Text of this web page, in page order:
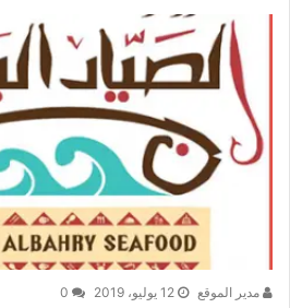
مدير الموقع 12 يوليو، 2019